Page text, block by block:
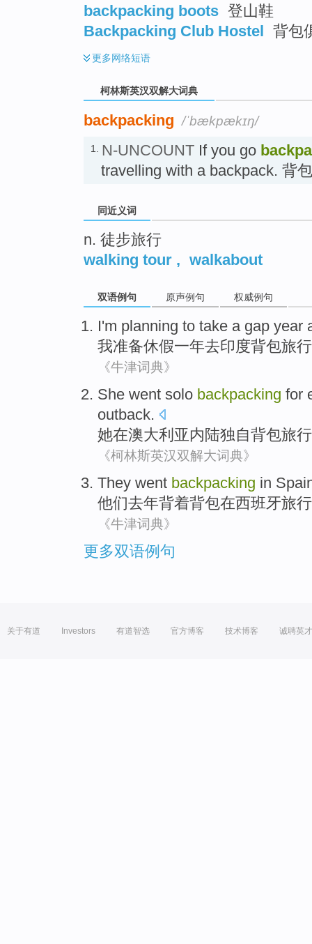
backpacking boots 登山鞋
Backpacking Club Hostel 背包
更多网络短语
柯林斯英汉双解大词典
backpacking /ˈbækpækɪŋ/
1. N-UNCOUNT If you go
travelling with a backpack. 背
同近义词
n. 徒步旅行
walking tour , walkabout
双语例句 原声例句 权威例句
I'm planning to take a gap year
我准备休假一年去印度背包旅行
《牛津词典》
She went solo backpacking for
outback.
她在澳大利亚内陆独自背包旅行
《柯林斯英汉双解大词典》
They went backpacking in
他们去年背着背包在西班牙旅
《牛津词典》
更多双语例句
关于有道 Investors 有道智选 官方博客 技术博客 诚聘英才